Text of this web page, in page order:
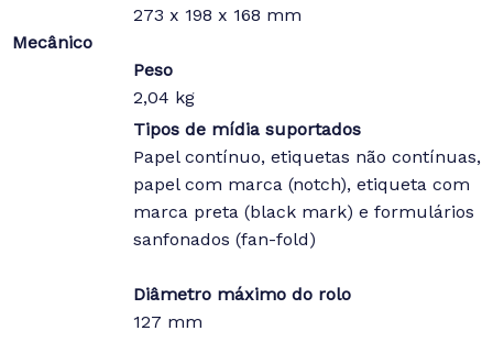
Mecânico
273 x 198 x 168 mm
Peso
2,04 kg
Tipos de mídia suportados
Papel contínuo, etiquetas não contínuas,
papel com marca (notch), etiqueta com
marca preta (black mark) e formulários
sanfonados (fan-fold)
Diâmetro máximo do rolo
127 mm